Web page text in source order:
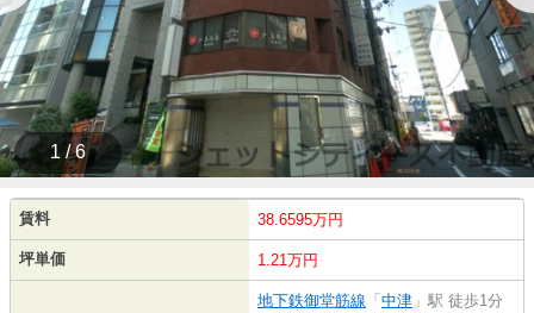
1 / 6
賃料 38.6595万円
坪単価 1.21万円
地下鉄御堂筋線 「 中津 」駅 徒歩1分